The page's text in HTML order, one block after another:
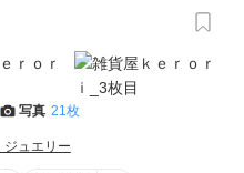
写真 21枚
ジュエリー